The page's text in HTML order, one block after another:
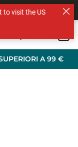
A 99 €
to visit the US